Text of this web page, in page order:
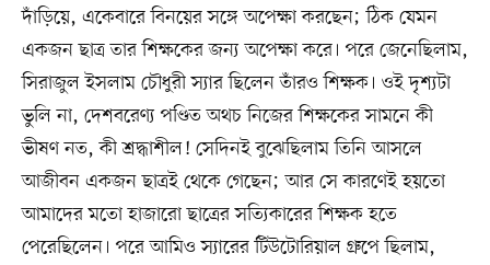
দাঁড়িয়ে, একেবারে বিনয়ের সঙ্গে অপেক্ষা করছেন; ঠিক যেমন
একজন ছাত্র তার শিক্ষকের জন্য অপেক্ষা করে। পরে জেনেছিলাম,
সিরাজুল ইসলাম চৌধুরী স্যার ছিলেন তাঁরও শিক্ষক। ওই দৃশ্যটা
ভুলি না, দেশবরেণ্য পণ্ডিত অথচ নিজের শিক্ষকের সামনে কী
ভীষণ নত, কী শ্রদ্ধাশীল! সেদিনই বুঝেছিলাম তিনি আসলে
আজীবন একজন ছাত্রই থেকে গেছেন; আর সে কারণেই হয়তো
আমাদের মতো হাজারো ছাত্রের সত্যিকারের শিক্ষক হতে
পেরেছিলেন। পরে আমিও স্যারের টিউটোরিয়াল গ্রুপে ছিলাম,